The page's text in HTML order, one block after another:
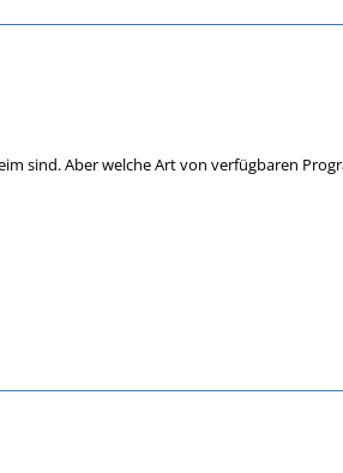
sind. Aber welche Art von verfügbaren